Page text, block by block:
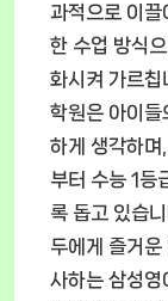
과적으로 이끌
한 수업 방식
화시켜 가르칩
학원은 아이들
하게 생각하며
부터 수능 1등
록 돕고 있습
두에게 즐거운
사하는 삼성영